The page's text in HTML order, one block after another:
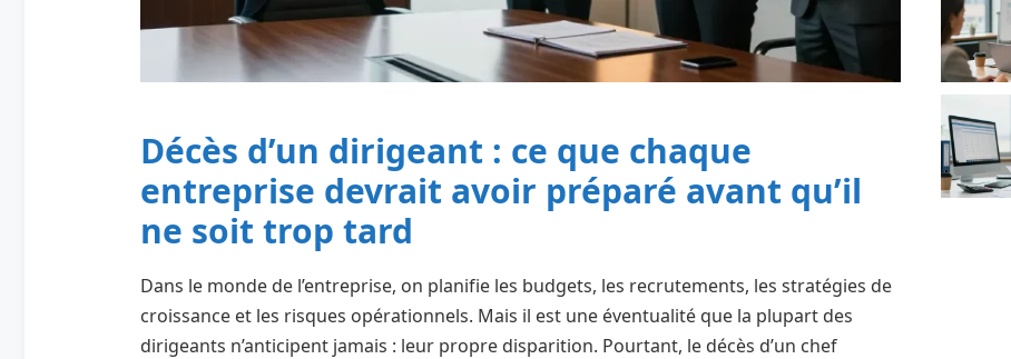
Décès d’un dirigeant : ce que chaque
entreprise devrait avoir préparé avant qu’il
ne soit trop tard
Dans le monde de l’entreprise, on planifie les budgets, les recrutements, les stratégies de
croissance et les risques opérationnels. Mais il est une éventualité que la plupart des
dirigeants n’anticipent jamais : leur propre disparition. Pourtant, le décès d’un chef